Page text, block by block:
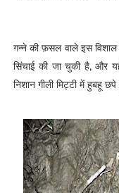
गन्ने की फ़सल वाले इस
सिंचाई की जा चुकी है, और
निशान गीली मिट्टी में हुबहू